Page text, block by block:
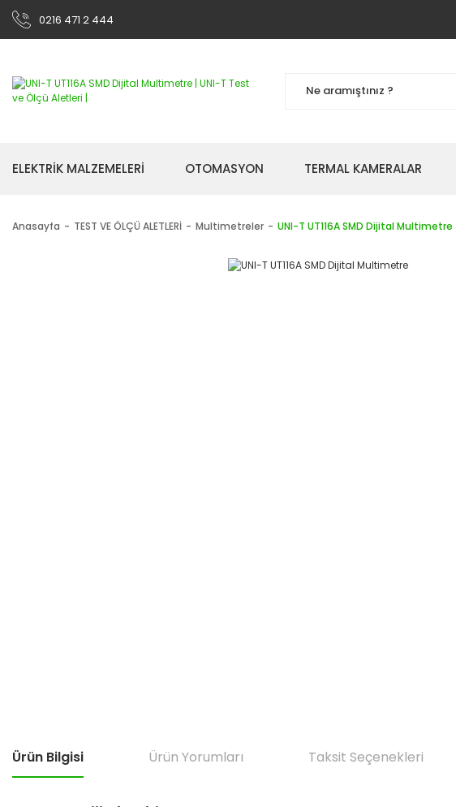
0216 471 2 444
ELEKTRİK MALZEMELERİ OTOMASYON TERMAL KAMERALAR
Anasayfa TEST VE ÖLÇÜ ALETLERİ Multimetreler UNI-T UT116A SMD Dijital Multimetre
Ürün Bilgisi Ürün Yorumları Taksit Seçenekleri